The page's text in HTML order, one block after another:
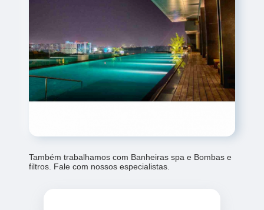
Também trabalhamos com Banheiras spa e Bombas e
filtros. Fale com nossos especialistas.